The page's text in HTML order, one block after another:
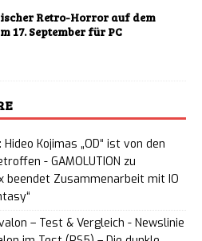
Retro-Horror auf dem
17. September für PC
Kojimas „OD“ ist von den
- GAMOLUTION zu
beendet Zusammenarbeit mit IO
– Test & Vergleich - Newslinie